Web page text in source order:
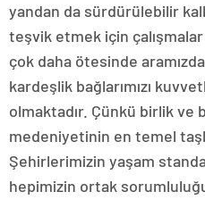
yandan da sürdürülebilir
teşvik etmek için
çok daha ötesinde
kardeşlik bağlarımızı
olmaktadır. Çünkü birlik ve
medeniyetinin en temel
Şehirlerimizin yaşam
hepimizin ortak